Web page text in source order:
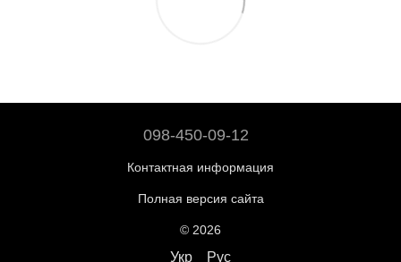
098-450-09-12
Контактная информация
Полная версия сайта
© 2026
Укр Рус